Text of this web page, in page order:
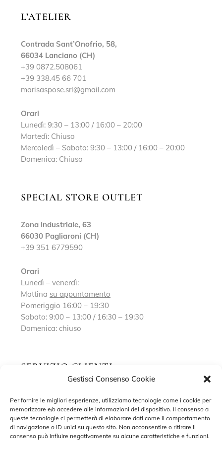
Gestisci Consenso Cookie
Per fornire le migliori esperienze, utilizziamo tecnologie come i cookie per
memorizzare e/o accedere alle informazioni del dispositivo. Il consenso a
queste tecnologie ci permetterà di elaborare dati come il comportamento
di navigazione o ID unici su questo sito. Non acconsentire o ritirare il
consenso può influire negativamente su alcune caratteristiche e funzioni.
L’ATELIER
Contrada Sant’Onofrio, 58,
66034 Lanciano (CH)
+39 0872.508061
+39 338.45 66 701
marisaspose.srl@gmail.com
Orari
Lunedì: 9:30 – 13:00 / 16:00 – 20:00
Martedì: Chiuso
Mercoledì – Sabato: 9:30 – 13:00 / 16:00 – 20:00
Domenica: Chiuso
SPECIAL STORE OUTLET
Zona Industriale, 63
66030 Pagliaroni (CH)
+39 351 6779590
Orari
Lunedì – venerdì:
Mattina su appuntamento
Pomeriggio 16:00 – 19:30
Sabato: 9:00 – 13:00 / 16:30 – 19:30
Domenica: chiuso
SERVIZIO CLIENTI
Contatti
Privacy Policy